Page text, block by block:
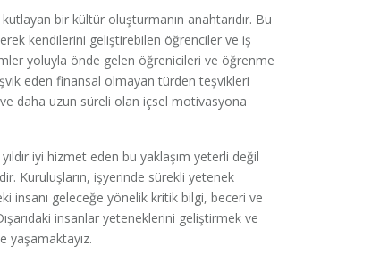
bir kültür oluşturmanın anahtarıdır. Bu
kendilerini geliştirebilen öğrenciler ve iş
yoluyla önde gelen öğrenicileri ve öğrenme
eden finansal olmayan türden teşvikleri
daha uzun süreli olan içsel motivasyona
iyi hizmet eden bu yaklaşım yeterli değil
Kuruluşların, işyerinde sürekli yetenek
insanı geleceğe yönelik kritik bilgi, beceri ve
insanlar yeteneklerini geliştirmek ve
yaşamaktayız.